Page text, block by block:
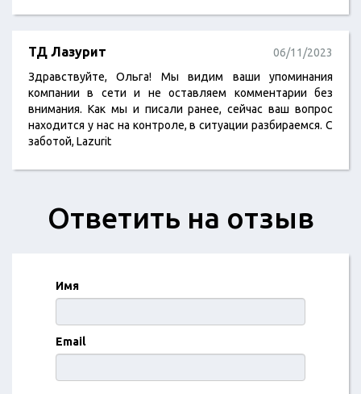
ТД Лазурит
06/11/2023
Здравствуйте, Ольга! Мы видим ваши упоминания
компании в сети и не оставляем комментарии без
внимания. Как мы и писали ранее, сейчас ваш вопрос
находится у нас на контроле, в ситуации разбираемся. С
заботой, Lazurit
Ответить на отзыв
Имя
Email